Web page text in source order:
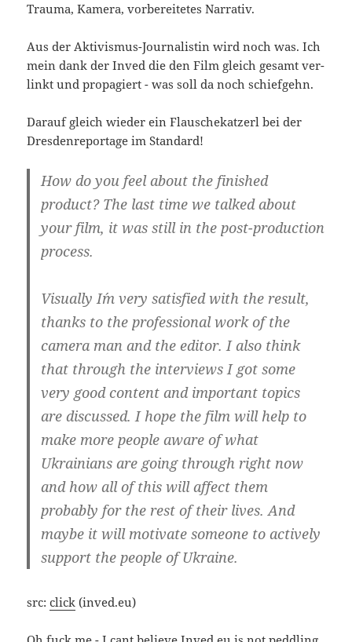
Trau­ma, Kame­ra, vor­be­rei­te­tes Narrativ.
Aus der Aktivismus-Journalistin wird noch was. Ich
mein dank der Inved die den Film gleich gesamt ver­
linkt und pro­pa­giert - was soll da noch schiefgehn.
Dar­auf gleich wie­der ein Flau­sche­kat­zerl bei der
Dres­den­re­por­ta­ge im Standard!
How do you feel about the finis­hed
pro­duct? The last time we tal­ked about
your film, it was still in the post-production
process.
Visual­ly I´m very satis­fied with the result,
thanks to the pro­fes­sio­nal work of the
came­ra man and the edi­tor. I also think
that through the inter­views I got some
very good con­tent and important topics
are dis­cus­sed. I hope the film will help to
make more peop­le awa­re of what
Ukrai­ni­ans are going through right now
and how all of this will affect them
pro­bab­ly for the rest of their lives. And
may­be it will moti­va­te someo­ne to actively
sup­port the peop­le of Ukraine.
src:click (inved.eu)